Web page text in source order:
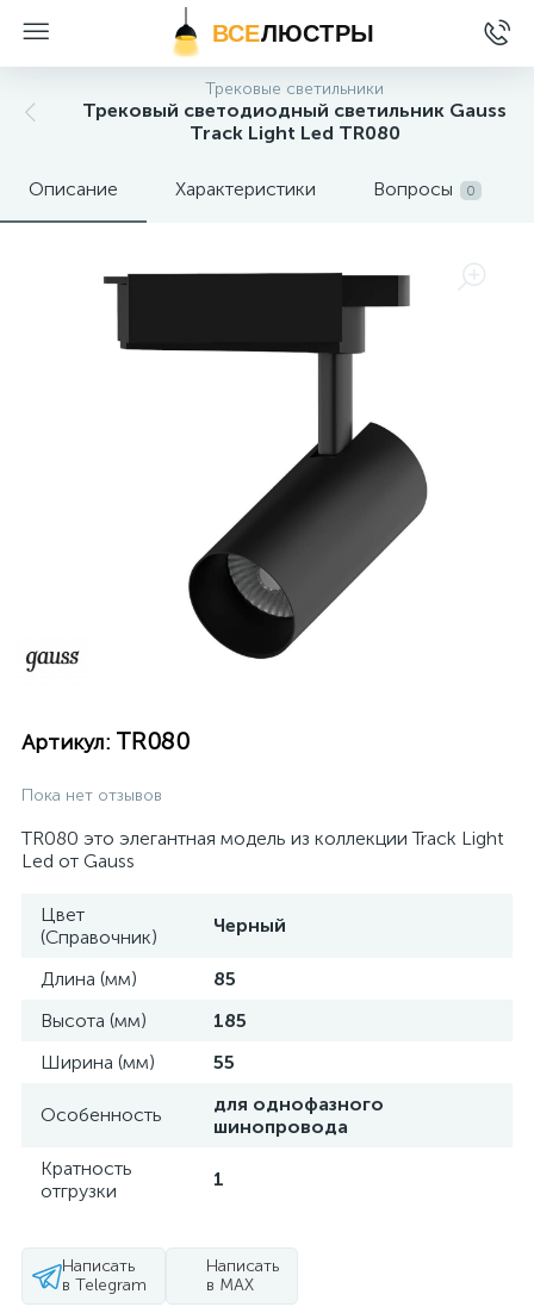
ВСЕЛЮСТРЫ
Трековые светильники
Трековый светодиодный светильник Gauss
Track Light Led TR080
Описание Характеристики Вопросы 0
Артикул: TR080
Пока нет отзывов
TR080 это элегантная модель из коллекции Track Light
Led от Gauss
Цвет
(Справочник)
Черный
Длина (мм)
85
Высота (мм)
185
Ширина (мм)
55
Особенность
для однофазного
шинопровода
Кратность
отгрузки
1
Написать
в Telegram
Написать
в MAX